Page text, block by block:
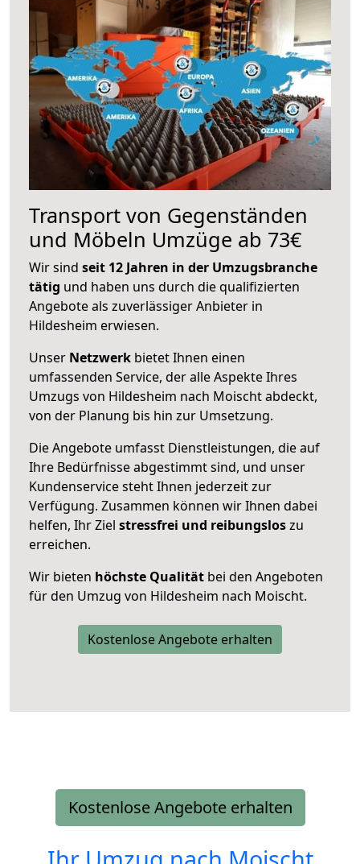
Transport von Gegenständen
und Möbeln Umzüge ab 73€
Wir sind seit 12 Jahren in der Umzugsbranche
tätig und haben uns durch die qualifizierten
Angebote als zuverlässiger Anbieter in
Hildesheim erwiesen.
Unser Netzwerk bietet Ihnen einen
umfassenden Service, der alle Aspekte Ihres
Umzugs von Hildesheim nach Moischt abdeckt,
von der Planung bis hin zur Umsetzung.
Die Angebote umfasst Dienstleistungen, die auf
Ihre Bedürfnisse abgestimmt sind, und unser
Kundenservice steht Ihnen jederzeit zur
Verfügung. Zusammen können wir Ihnen dabei
helfen, Ihr Ziel stressfrei und reibungsloszu
erreichen.
Wir bieten höchste Qualität bei den Angeboten
für den Umzug von Hildesheim nach Moischt.
Kostenlose Angebote erhalten
Kostenlose Angebote erhalten